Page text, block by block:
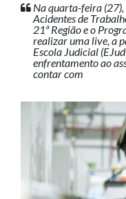
Na quarta-feira
Acidentes de
21ª Região e o
realizar uma live, a
Escola Judicial
enfrentamento ao
contar com